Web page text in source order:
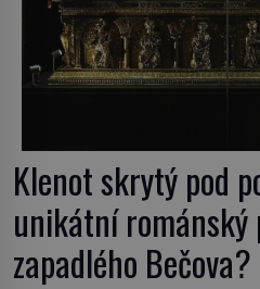
Klenot skrytý pod
unikátní románský
zapadlého Bečova?